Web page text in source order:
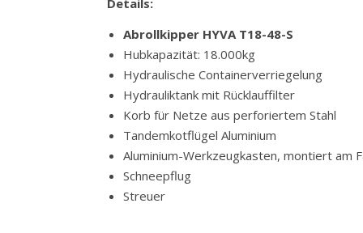
Abrollkipper HYVA T18-48-S
Hubkapazität: 18.000kg
Hydraulische Containerverriegelung
Hydrauliktank mit Rücklauffilter
Korb für Netze aus perforiertem Stahl
Tandemkotflügel Aluminium
Aluminium-Werkzeugkasten, montiert am
Schneepflug
Streuer